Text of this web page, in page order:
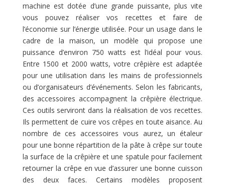
machine est dotée d’une grande puissante, plus vite
vous pouvez réaliser vos recettes et faire de
l’économie sur l’énergie utilisée. Pour un usage dans le
cadre de la maison, un modèle qui propose une
puissance d’environ 750 watts est l’idéal pour vous.
Entre 1500 et 2000 watts, votre crêpière est adaptée
pour une utilisation dans les mains de professionnels
ou d’organisateurs d’événements. Selon les fabricants,
des accessoires accompagnent la crêpière électrique.
Ces outils serviront dans la réalisation de vos recettes.
Ils permettent de cuire vos crêpes en toute aisance. Au
nombre de ces accessoires vous aurez, un étaleur
pour une bonne répartition de la pâte à crêpe sur toute
la surface de la crêpière et une spatule pour facilement
retourner la crêpe en vue d’assurer une bonne cuisson
des deux faces. Certains modèles proposent